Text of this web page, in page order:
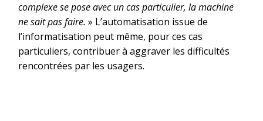
complexe se pose avec un cas particulier, la machine
ne sait pas faire. » L’automatisation issue de
l’informatisation peut même, pour ces cas
particuliers, contribuer à aggraver les difficultés
rencontrées par les usagers.